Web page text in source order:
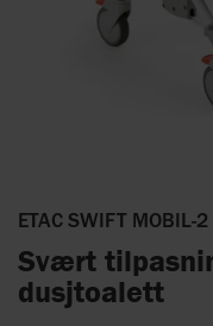
ETAC SWIFT MOBIL-2
Svært
dusjtoalett